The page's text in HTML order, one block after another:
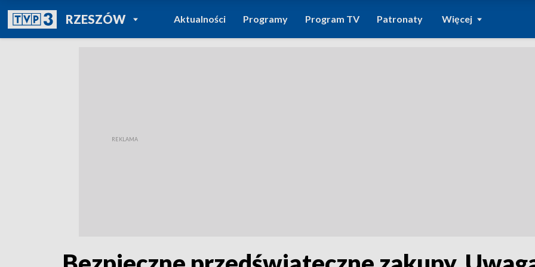
RZESZÓWPOWRÓT DO
TVP REGIONY
Aktualności Programy Program TV Patronaty Więcej